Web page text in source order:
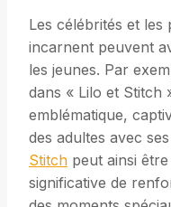
Les célébrités et les
incarnent peuvent
les jeunes. Par
dans « Lilo et Stitch
emblématique,
des adultes avec
Stitch peut ainsi
significative de